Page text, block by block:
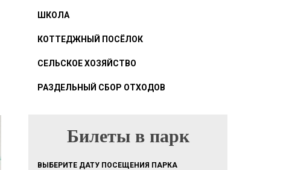
ШКОЛА
КОТТЕДЖНЫЙ ПОСЁЛОК
СЕЛЬСКОЕ ХОЗЯЙСТВО
РАЗДЕЛЬНЫЙ СБОР ОТХОДОВ
БИЛЕТЫ В ПАРК
Билеты в парк
ВЫБЕРИТЕ ДАТУ ПОСЕЩЕНИЯ ПАРКА